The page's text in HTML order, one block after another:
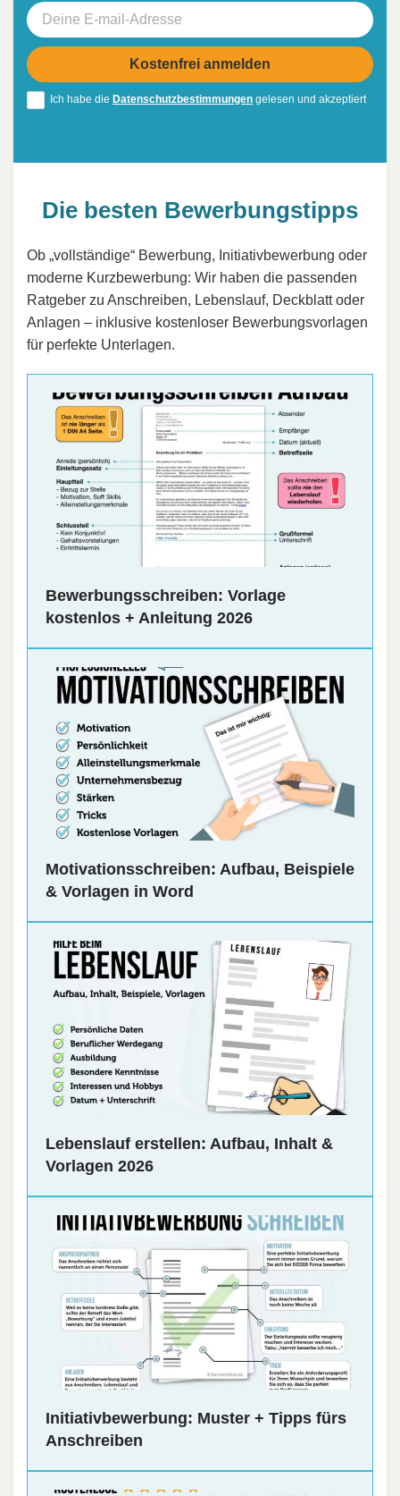
Ich habe die Datenschutzbestimmungen gelesen und akzeptiert
Die besten Bewerbungstipps
Ob „vollständige“ Bewerbung, Initiativbewerbung oder
moderne Kurzbewerbung: Wir haben die passenden
Ratgeber zu Anschreiben, Lebenslauf, Deckblatt oder
Anlagen – inklusive kostenloser Bewerbungsvorlagen
für perfekte Unterlagen.
Bewerbungsschreiben: Vorlage
kostenlos + Anleitung 2026
Motivationsschreiben: Aufbau, Beispiele
& Vorlagen in Word
Lebenslauf erstellen: Aufbau, Inhalt &
Vorlagen 2026
Initiativbewerbung: Muster + Tipps fürs
Anschreiben